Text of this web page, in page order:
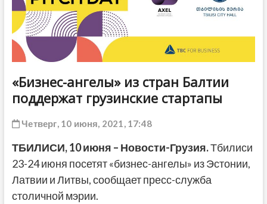
«Бизнес-ангелы» из стран Балтии
поддержат грузинские стартапы
Четверг, 10 июня, 2021, 17:48
ТБИЛИСИ,10 июня – Новости-Грузия.Тбилиси
23-24 июня посетят «бизнес-ангелы» из Эстонии,
Латвии и Литвы, сообщает пресс-служба
столичной мэрии.